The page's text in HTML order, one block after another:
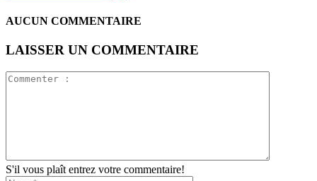
AUCUN COMMENTAIRE
LAISSER UN COMMENTAIRE
S'il vous plaît entrez votre commentaire!